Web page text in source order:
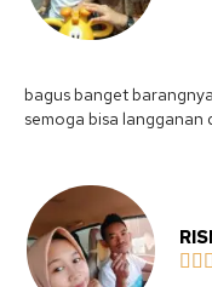
bagus banget
semoga bisa langganan
  